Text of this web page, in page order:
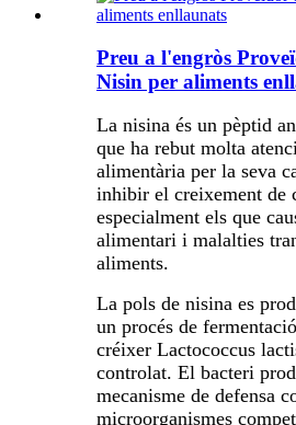
Preu a l'engròs
Nisin per aliments
La nisina és un pèptid
que ha rebut molta
alimentària per la seva
inhibir el creixement de
especialment els que
alimentari i malalties
aliments.
La pols de nisina es
un procés de
créixer Lactococcus
controlat. El bacteri
mecanisme de defensa
microorganismes